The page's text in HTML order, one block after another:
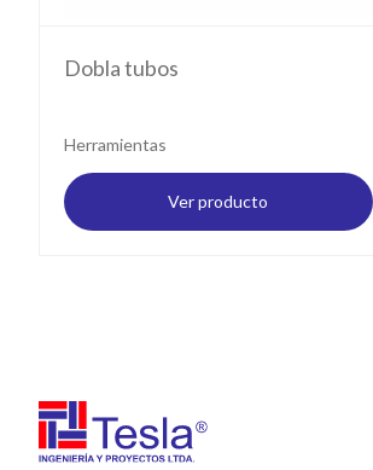
Dobla tubos
Herramientas
Ver producto